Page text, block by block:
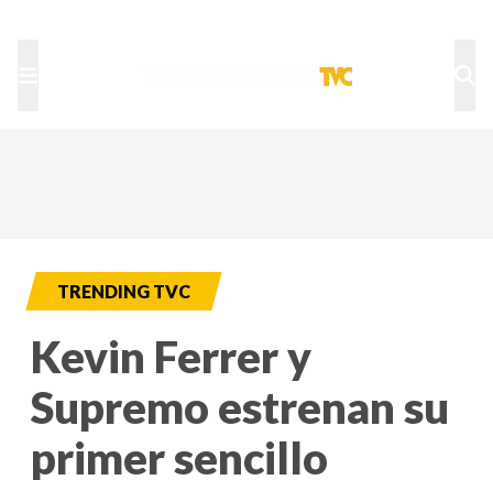
TRENDING TVC
Kevin Ferrer y
Supremo estrenan su
primer sencillo